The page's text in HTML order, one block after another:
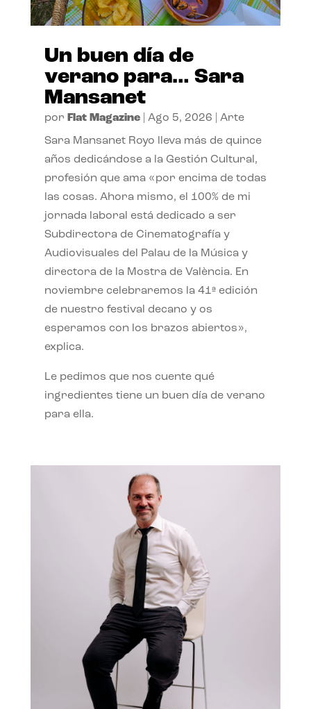
Un buen día de
verano para… Sara
Mansanet
por Flat Magazine| Ago 5, 2026 Arte
Sara Mansanet Royo lleva más de quince
años dedicándose a la Gestión Cultural,
profesión que ama «por encima de todas
las cosas. Ahora mismo, el 100% de mi
jornada laboral está dedicado a ser
Subdirectora de Cinematografía y
Audiovisuales del Palau de la Música y
directora de la Mostra de València. En
noviembre celebraremos la 41ª edición
de nuestro festival decano y os
esperamos con los brazos abiertos»,
explica.
Le pedimos que nos cuente qué
ingredientes tiene un buen día de verano
para ella.